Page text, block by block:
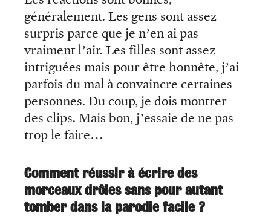
généralement. Les gens sont assez
surpris parce que je n’en ai pas
vraiment l’air. Les filles sont assez
intriguées mais pour être honnête, j’ai
parfois du mal à convaincre certaines
personnes. Du coup, je dois montrer
des clips. Mais bon, j’essaie de ne pas
trop le faire…
Comment réussir à écrire des
morceaux drôles sans pour autant
tomber dans la parodie facile ?